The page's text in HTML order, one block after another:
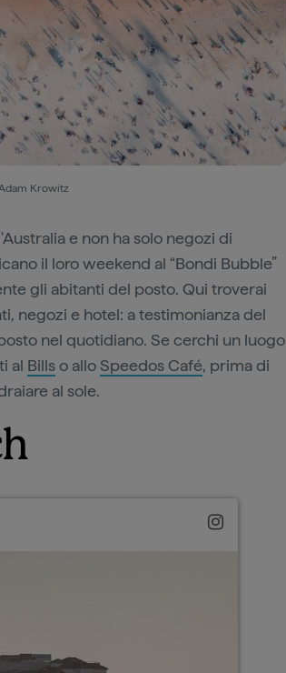
Krowitz
e non ha solo negozi di
il loro weekend al “Bondi Bubble”
gli abitanti del posto. Qui troverai
negozi e hotel: a testimonianza del
nel quotidiano. Se cerchi un luogo
al Billso alloSpeedos Café, prima di
al sole.